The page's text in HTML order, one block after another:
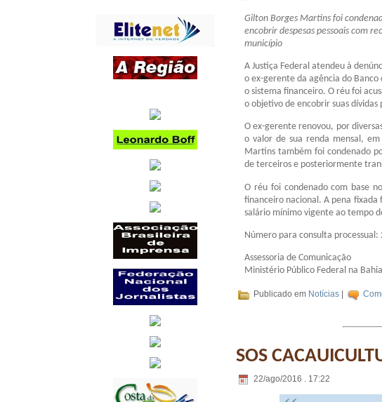
Gilton Borges Martins foi
encobrir despesas pessoais com
município
A Justiça Federal atendeu à
o ex-gerente da agência do
o sistema financeiro. O réu foi
o objetivo de encobrir suas
O ex-gerente renovou, por
o valor de sua renda mensal,
Martins também foi condenado
de terceiros e posteriormente
O réu foi condenado com base
financeiro nacional. A pena fixada
salário mínimo vigente ao tempo
Número para consulta
Assessoria de Comunicação
Ministério Público Federal na Bahia
Publicado em Notícias |
SOS
22/ago/2016 . 17:22